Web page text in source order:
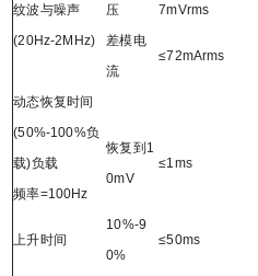
纹波与噪声
(20Hz-2MHz)
压
7mVrms
差模电
流
≤72mArms
动态恢复时间
(50%-100%负
载)负载
频率=100Hz
恢复到1
0mV
≤1ms
上升时间
10%-9
0%
≤50ms